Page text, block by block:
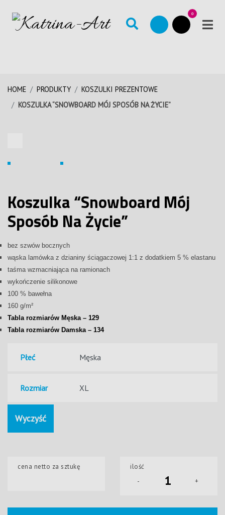
0
HOME PRODUKTY
KOSZULKI PREZENTOWE
KOSZULKA “SNOWBOARD MÓJ SPOSÓB NA ŻYCIE”
Koszulka “Snowboard Mój
Sposób Na Życie”
bez szwów bocznych
wąska lamówka z dzianiny ściągaczowej 1:1 z dodatkiem 5 % elastanu
taśma wzmacniająca na ramionach
wykończenie silikonowe
100 % bawełna
160 g/m²
Tabla rozmiarów Męska – 129
Tabla rozmiarów Damska – 134
Płeć
Rozmiar
Wyczyść
cena netto za sztukę
ilość
-
+